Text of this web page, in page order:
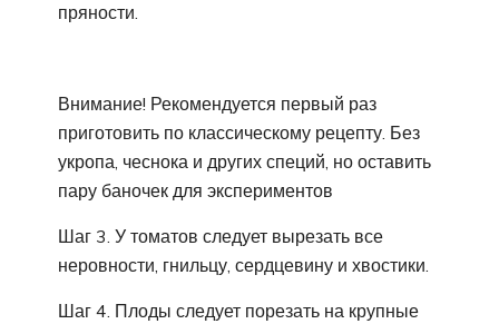
пряности.
Внимание! Рекомендуется первый раз
приготовить по классическому рецепту. Без
укропа, чеснока и других специй, но оставить
пару баночек для экспериментов
Шаг 3. У томатов следует вырезать все
неровности, гнильцу, сердцевину и хвостики.
Шаг 4. Плоды следует порезать на крупные